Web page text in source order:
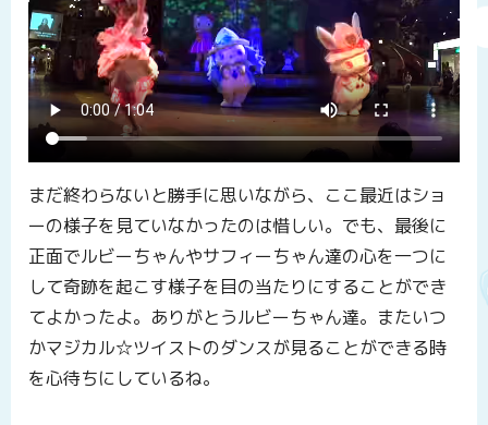
まだ終わらないと勝手に思いながら、ここ最近はショ
ーの様子を見ていなかったのは惜しい。でも、最後に
正面でルビーちゃんやサフィーちゃん達の心を一つに
して奇跡を起こす様子を目の当たりにすることができ
てよかったよ。ありがとうルビーちゃん達。またいつ
かマジカル☆ツイストのダンスが見ることができる時
を心待ちにしているね。